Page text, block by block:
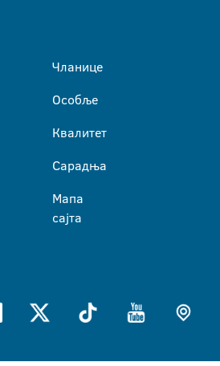
Чланице
Особље
Квалитет
Сарадња
Мапа
сајта